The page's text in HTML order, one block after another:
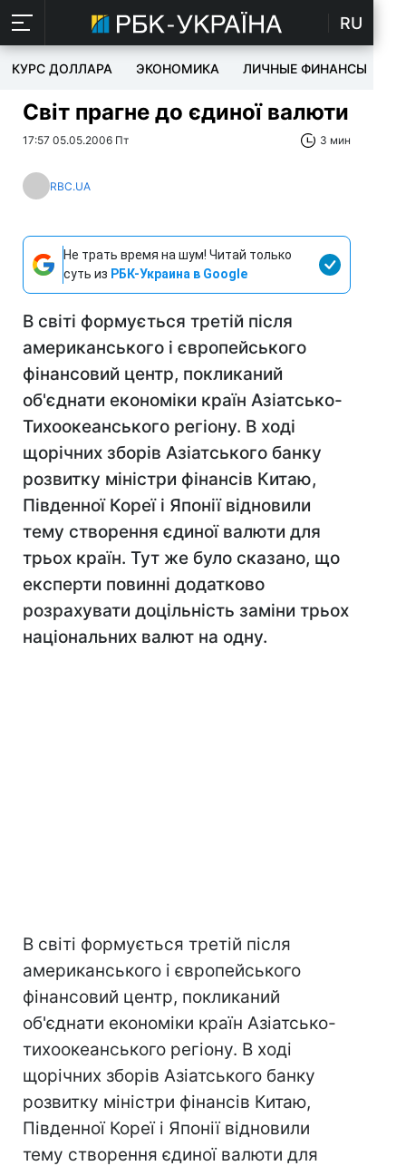
RU
КУРС ДОЛЛАРА ЭКОНОМИКА ЛИЧНЫЕ ФИНАНСЫ
Світ прагне до єдиної валюти
17:57 05.05.2006 Пт 3 мин
RBC.UA
Не трать время на шум! Читай только
суть из РБК-Украина в Google
В світі формується третій після
американського і європейського
фінансовий центр, покликаний
об'єднати економіки країн Азіатсько-
Тихоокеанського регіону. В ході
щорічних зборів Азіатського банку
розвитку міністри фінансів Китаю,
Південної Кореї і Японії відновили
тему створення єдиної валюти для
трьох країн. Тут же було сказано, що
експерти повинні додатково
розрахувати доцільність заміни трьох
національних валют на одну.
В світі формується третій після
американського і європейського
фінансовий центр, покликаний
об'єднати економіки країн Азіатсько-
тихоокеанського регіону. В ході
щорічних зборів Азіатського банку
розвитку міністри фінансів Китаю,
Південної Кореї і Японії відновили
тему створення єдиної валюти для